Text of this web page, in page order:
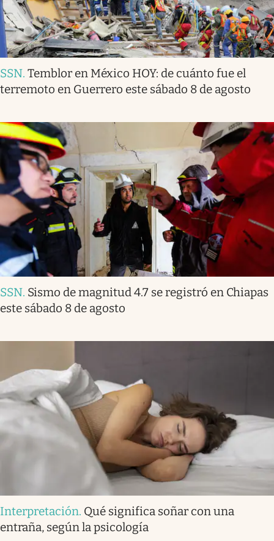
SSN. Temblor en México HOY: de cuánto fue el
terremoto en Guerrero este sábado 8 de agosto
SSN. Sismo de magnitud 4.7 se registró en Chiapas
este sábado 8 de agosto
Interpretación. Qué significa soñar con una
entraña, según la psicología